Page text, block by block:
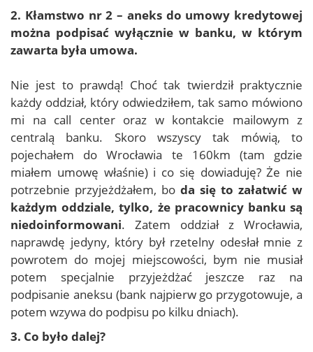
2. Kłamstwo nr 2 – aneks do umowy kredytowej
można podpisać wyłącznie w banku, w którym
zawarta była umowa.
Nie jest to prawdą! Choć tak twierdził praktycznie
każdy oddział, który odwiedziłem, tak samo mówiono
mi na call center oraz w kontakcie mailowym z
centralą banku. Skoro wszyscy tak mówią, to
pojechałem do Wrocławia te 160km (tam gdzie
miałem umowę właśnie) i co się dowiaduję? Że nie
potrzebnie przyjeżdżałem, bo da się to załatwić w
każdym oddziale, tylko, że pracownicy banku są
niedoinformowani. Zatem oddział z Wrocławia,
naprawdę jedyny, który był rzetelny odesłał mnie z
powrotem do mojej miejscowości, bym nie musiał
potem specjalnie przyjeżdżać jeszcze raz na
podpisanie aneksu (bank najpierw go przygotowuje, a
potem wzywa do podpisu po kilku dniach).
3. Co było dalej?